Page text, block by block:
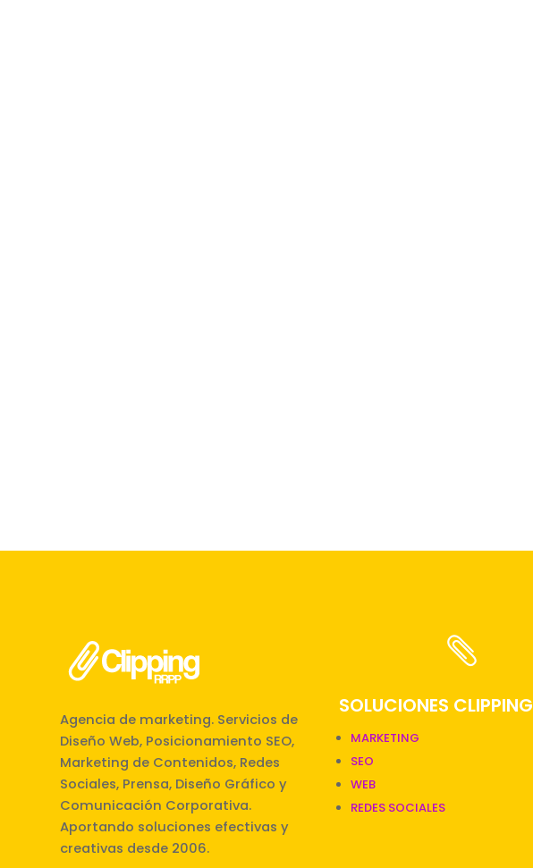
Agencia de marketing. Servicios de
Diseño Web, Posicionamiento SEO,
Marketing de Contenidos, Redes
Sociales, Prensa, Diseño Gráfico y
Comunicación Corporativa.
Aportando soluciones efectivas y
creativas desde 2006.

SOLUCIONES CLIPPING
MARKETING
SEO
WEB
REDES SOCIALES